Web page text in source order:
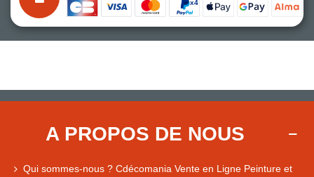
A PROPOS DE NOUS
Qui sommes-nous ? Cdécomania Vente en Ligne Peinture et